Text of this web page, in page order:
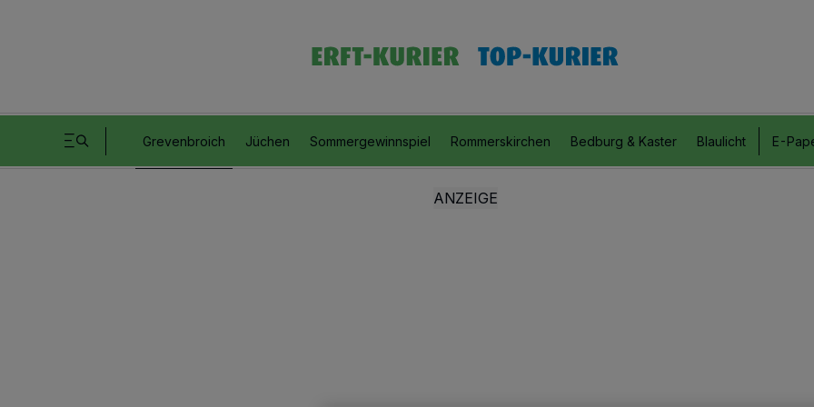
Grevenbroich Jüchen Sommergewinnspiel Rommerskirchen Bedburg & Kaster Blaulicht E-